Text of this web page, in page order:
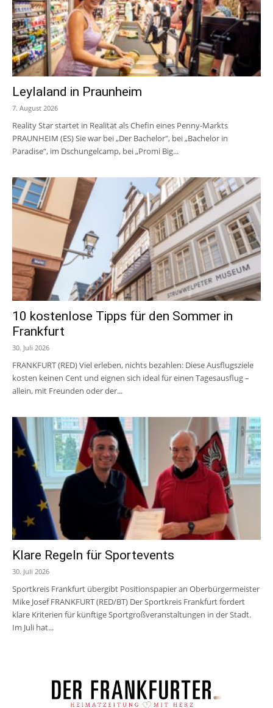
Leylaland in Praunheim
7. August 2026
Reality Star startet in Realität als Chefin eines Penny-Markts
PRAUNHEIM (ES) Sie war bei „Der Bachelor", bei „Bachelor in
Paradise“, im Dschungelcamp, bei „Promi Big...
10 kostenlose Tipps für den Sommer in
Frankfurt
30. Juli 2026
FRANKFURT (RED) Viel erleben, nichts bezahlen: Diese Ausflugsziele
kosten keinen Cent und eignen sich ideal für einen Tagesausflug –
allein, mit Freunden oder der...
Klare Regeln für Sportevents
30. Juli 2026
Sportkreis Frankfurt übergibt Positionspapier an Oberbürgermeister
Mike Josef FRANKFURT (RED/BT) Der Sportkreis Frankfurt fordert
klare Kriterien für künftige Sportgroßveranstaltungen in der Stadt.
Im Juli hat...